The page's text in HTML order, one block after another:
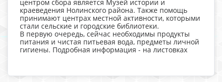
центром сбора является Музей истории и
краеведения Нолинского района. Также помощь
принимают центрах местной активности, которыми
стали сельские и городские библиотеки.
В первую очередь, сейчас необходимы продукты
питания и чистая питьевая вода, предметы личной
гигиены. Подробная информация - на листовках